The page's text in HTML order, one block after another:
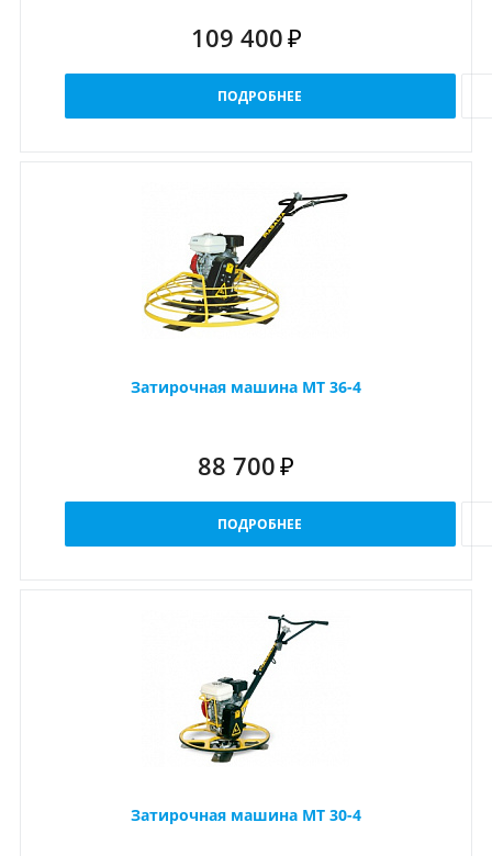
109 400 ₽
ПОДРОБНЕЕ
Затирочная машина МТ 36-4
88 700 ₽
ПОДРОБНЕЕ
Затирочная машина МТ 30-4